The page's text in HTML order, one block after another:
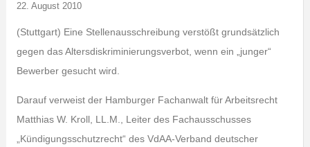
22. August 2010
(Stuttgart) Eine Stellenausschreibung verstößt grundsätzlich
gegen das Altersdiskriminierungsverbot, wenn ein „junger“
Bewerber gesucht wird.
Darauf verweist der Hamburger Fachanwalt für Arbeitsrecht
Matthias W. Kroll, LL.M., Leiter des Fachausschusses
„Kündigungsschutzrecht“ des VdAA-Verband deutscher